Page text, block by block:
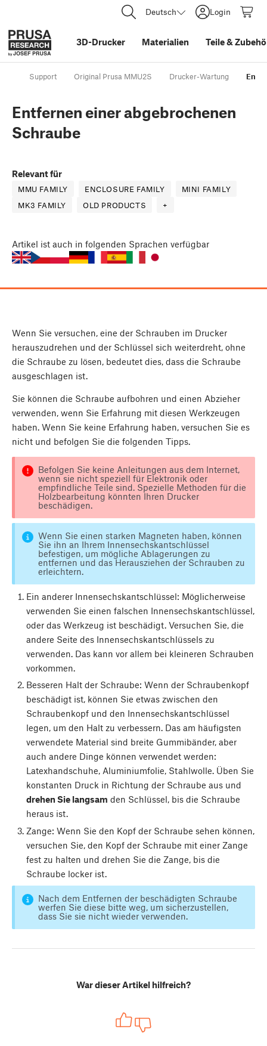
Deutsch Login
3D-Drucker Materialien Teile&
Support Original Prusa MMU2S Drucker-Wartung
Entfernen einer abgebrochenen
Schraube
Relevant für
MMU FAMILY ENCLOSURE FAMILY
MINI FAMILY
MK3 FAMILY
OLD PRODUCTS +
Artikel ist auch in folgenden Sprachen verfügbar
Wenn Sie versuchen, eine der Schrauben im Drucker
herauszudrehen und der Schlüssel sich weiterdreht, ohne
die Schraube zu lösen, bedeutet dies, dass die Schraube
ausgeschlagen ist.
Sie können die Schraube aufbohren und einen Abzieher
verwenden, wenn Sie Erfahrung mit diesen Werkzeugen
haben. Wenn Sie keine Erfahrung haben, versuchen Sie es
nicht und befolgen Sie die folgenden Tipps.
Befolgen Sie keine Anleitungen aus dem Internet,
wenn sie nicht speziell für Elektronik oder
empfindliche Teile sind. Spezielle Methoden für die
Holzbearbeitung könnten Ihren Drucker
beschädigen.
Wenn Sie einen starken Magneten haben, können
Sie ihn an Ihrem Innensechskantschlüssel
befestigen, um mögliche Ablagerungen zu
entfernen und das Herausziehen der Schrauben zu
erleichtern.
Ein anderer Innensechskantschlüssel: Möglicherweise
verwenden Sie einen falschen Innensechskantschlüssel,
oder das Werkzeug ist beschädigt. Versuchen Sie, die
andere Seite des Innensechskantschlüssels zu
verwenden. Das kann vor allem bei kleineren Schrauben
vorkommen.
Besseren Halt der Schraube: Wenn der Schraubenkopf
beschädigt ist, können Sie etwas zwischen den
Schraubenkopf und den Innensechskantschlüssel
legen, um den Halt zu verbessern. Das am häufigsten
verwendete Material sind breite Gummibänder, aber
auch andere Dinge können verwendet werden:
Latexhandschuhe, Aluminiumfolie, Stahlwolle. Üben Sie
konstanten Druck in Richtung der Schraube aus und
drehen Sie langsam den Schlüssel, bis die Schraube
heraus ist.
Zange: Wenn Sie den Kopf der Schraube sehen können,
versuchen Sie, den Kopf der Schraube mit einer Zange
fest zu halten und drehen Sie die Zange, bis die
Schraube locker ist.
Nach dem Entfernen der beschädigten Schraube
werfen Sie diese bitte weg, um sicherzustellen,
dass Sie sie nicht wieder verwenden.
War dieser Artikel hilfreich?